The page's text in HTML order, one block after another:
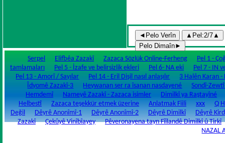
Serpel Elifbêa Zazakî Zazaca Sözlük Online-Ferheng
Pel 1 -
tamlamaları
Pel 5 - İzafe ve belirsizlik ekleri Pel 6- NA eki
Pel 7 - IN
Pel 13 - Amorî / Sayılar
Pel 14 - Eril Dişil nasıl anlaşılır
3 Halên Karan -
Îdyomê Zazakî-3
Heywanan ser ra îsanan nasdayené
Sondî-
Hemdemî
Nameyê Zazakî - Zazaca isimler
Dimilkî ya Raştayîné
Helbestî
Zazaca teşekkür etmek üzerine Anlatmak Fiili xxx
Q
Değil
Dêyrê Anonîmî-1 Dêyrê Anonîmî-2 Dêyrê Dimilkî
Dêyrê
Zazakî
Çekûyê Vinîbîayey
Pêveronayena tayn Fîîlandê Dimilkî û Tirkî
NAZAL